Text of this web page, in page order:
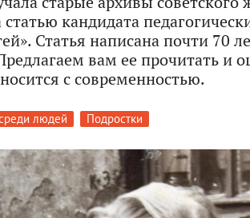
кандидата
Статья написана почти 70
вам ее прочитать и
с современностью.
людей Подростки